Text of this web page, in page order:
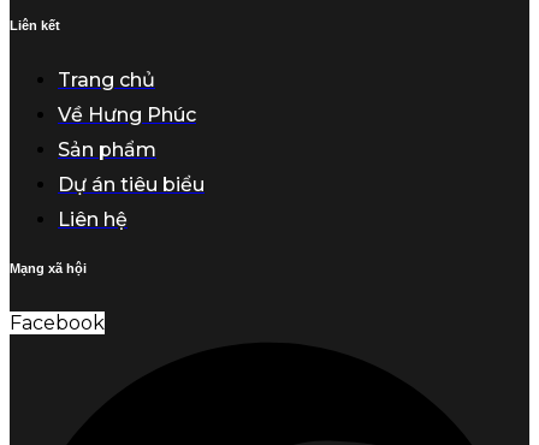
Liên kết
Trang chủ
Về Hưng Phúc
Sản phẩm
Dự án tiêu biểu
Liên hệ
Mạng xã hội
Facebook